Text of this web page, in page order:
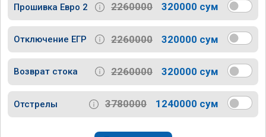
Прошивка Евро 2 2260000 320000 сум
Отключение ЕГР 2260000 320000 сум
Возврат стока 2260000 320000 сум
Отстрелы 3780000 1240000 сум